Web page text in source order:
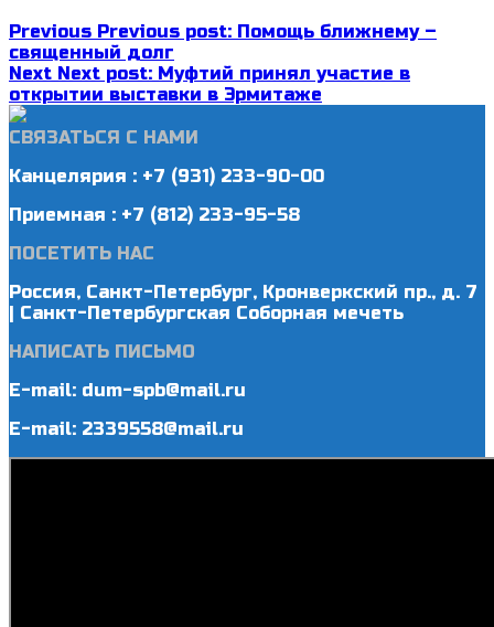
Previous Previous post: Помощь ближнему –
священный долг
Next Next post: Муфтий принял участие в
открытии выставки в Эрмитаже
СВЯЗАТЬСЯ С НАМИ
Канцелярия : +7 (931) 233-90-00
Приемная : +7 (812) 233-95-58
ПОСЕТИТЬ НАС
Россия, Санкт-Петербург, Кронверкский пр., д. 7
| Санкт-Петербургская Соборная мечеть
НАПИСАТЬ ПИСЬМО
E-mail: dum-spb@mail.ru
E-mail: 2339558@mail.ru